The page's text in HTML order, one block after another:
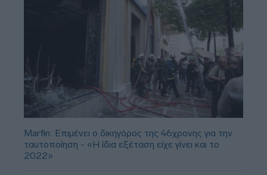
Marfin: Επιμένει ο δικηγόρος της 46χρονης για την
ταυτοποίηση - «Η ίδια εξέταση είχε γίνει και το
2022»